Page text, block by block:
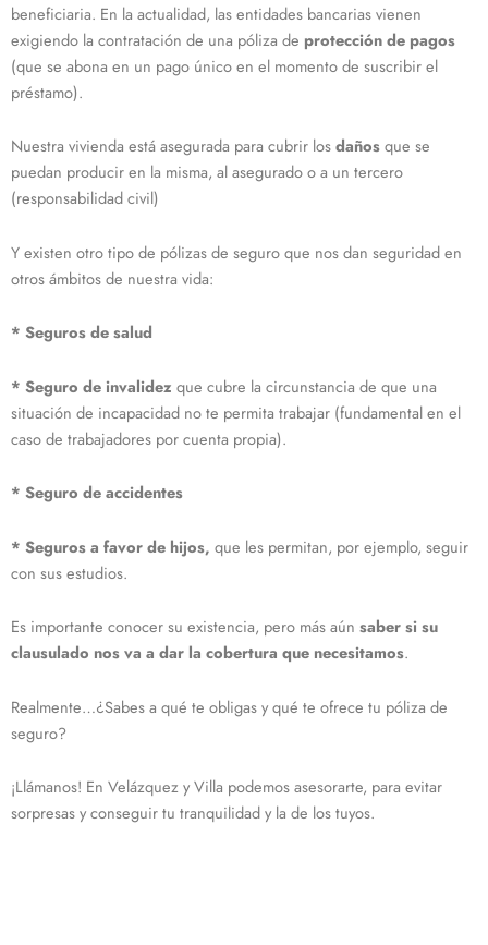
beneficiaria. En la actualidad, las entidades bancarias vienen
exigiendo la contratación de una póliza de protección de pagos
(que se abona en un pago único en el momento de suscribir el
préstamo).
Nuestra vivienda está asegurada para cubrir losdañosque se
puedan producir en la misma, al asegurado o a un tercero
(responsabilidad civil)
Y existen otro tipo de pólizas de seguro que nos dan seguridad en
otros ámbitos de nuestra vida:
* Seguros de salud
* Seguro de invalidez que cubre la circunstancia de que una
situación de incapacidad no te permita trabajar (fundamental en el
caso de trabajadores por cuenta propia).
* Seguro de accidentes
* Seguros a favor de hijos, que les permitan, por ejemplo, seguir
con sus estudios.
Es importante conocer su existencia, pero más aún saber si su
clausulado nos va a dar la cobertura que necesitamos.
Realmente…¿Sabes a qué te obligas y qué te ofrece tu póliza de
seguro?
¡Llámanos! En Velázquez y Villa podemos asesorarte, para evitar
sorpresas y conseguir tu tranquilidad y la de los tuyos.